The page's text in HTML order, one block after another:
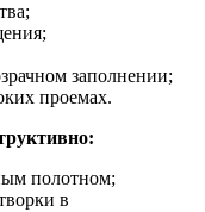
заполнении;
проемах.
полотном;
в